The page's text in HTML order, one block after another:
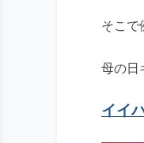
そこで
母の日
イイ